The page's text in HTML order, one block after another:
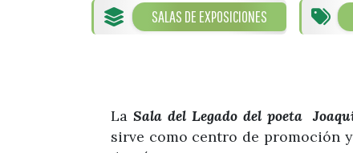
SALAS DE EXPOSICIONES
La Sala del Legado del poeta
sirve como centro de promoción